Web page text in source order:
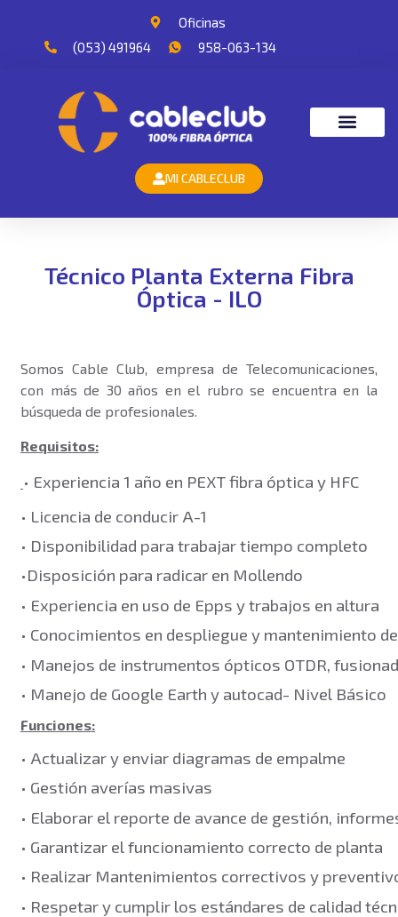
Oficinas
(053) 491964
958-063-134
MI CABLECLUB
Técnico Planta Externa Fibra
Óptica - ILO
Somos Cable Club, empresa de Telecomunicaciones,
con más de 30 años en el rubro se encuentra en la
búsqueda de profesionales.
Requisitos:
• Experiencia 1 año en PEXT fibra óptica y HFC
• Licencia de conducir A-1
• Disponibilidad para trabajar tiempo completo
•Disposición para radicar en Mollendo
• Experiencia en uso de Epps y trabajos en altura
• Conocimientos en despliegue y mantenimiento
• Manejos de instrumentos ópticos OTDR,
• Manejo de Google Earth y autocad- Nivel Básico
Funciones:
• Actualizar y enviar diagramas de empalme
• Gestión averías masivas
• Elaborar el reporte de avance de gestión,
• Garantizar el funcionamiento correcto de planta
• Realizar Mantenimientos correctivos y
• Respetar y cumplir los estándares de calidad